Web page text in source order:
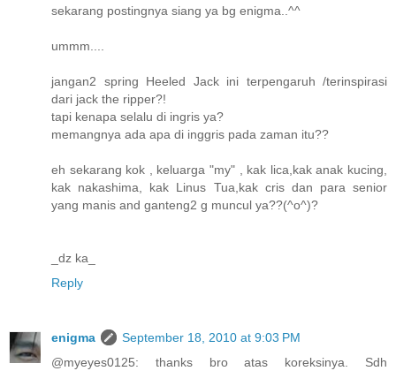
sekarang postingnya siang ya bg enigma..^^
ummm....
jangan2 spring Heeled Jack ini terpengaruh /terinspirasi
dari jack the ripper?!
tapi kenapa selalu di ingris ya?
memangnya ada apa di inggris pada zaman itu??
eh sekarang kok , keluarga "my" , kak lica,kak anak kucing,
kak nakashima, kak Linus Tua,kak cris dan para senior
yang manis and ganteng2 g muncul ya??(^o^)?
_dz ka_
Reply
enigma
September 18, 2010 at 9:03 PM
@myeyes0125: thanks bro atas koreksinya. Sdh